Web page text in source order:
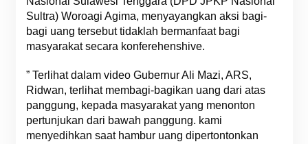
Sultra) Woroagi Agima, menyayangkan aksi bagi-
bagi uang tersebut tidaklah bermanfaat bagi
masyarakat secara konferehenshive.
” Terlihat dalam video Gubernur Ali Mazi, ARS,
Ridwan, terlihat membagi-bagikan uang dari atas
panggung, kepada masyarakat yang menonton
pertunjukan dari bawah panggung. kami
menyedihkan saat hambur uang dipertontonkan